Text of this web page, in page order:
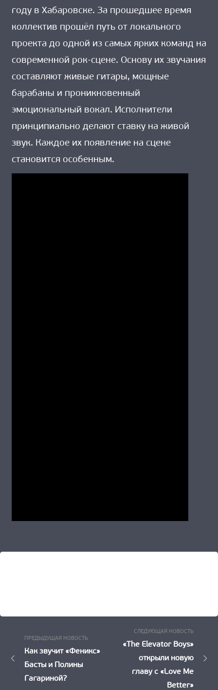
году в Хабаровске. За прошедшее время
коллектив прошёл путь от локального
проекта до одной из самых ярких команд на
современной рок-сцене. Основу их звучания
составляют живые гитары, мощные
барабаны и проникновенный
эмоциональный вокал. Исполнители
принципиально делают ставку на живой
звук. Каждое их появление на сцене
становится особенным.
записям
ПРЕДЫДУЩАЯ НОВОСТЬПредыдущая
Новость:
Как звучит «Феникс»
Басты и Полины
Гагариной?
СЛЕДУЮЩАЯ НОВОСТЬ
«The Elevator Boys»
открыли новую
главу с «Love Me
Better»